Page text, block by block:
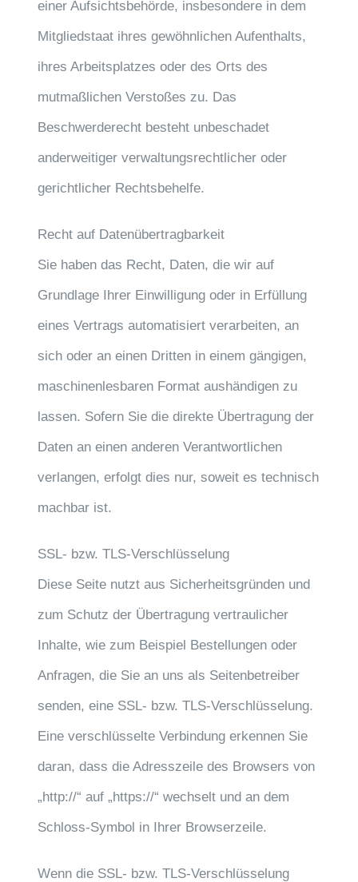
einer Aufsichtsbehörde, insbesondere in dem
Mitgliedstaat ihres gewöhnlichen Aufenthalts,
ihres Arbeitsplatzes oder des Orts des
mutmaßlichen Verstoßes zu. Das
Beschwerderecht besteht unbeschadet
anderweitiger verwaltungsrechtlicher oder
gerichtlicher Rechtsbehelfe.
Recht auf Daten­übertrag­barkeit
Sie haben das Recht, Daten, die wir auf
Grundlage Ihrer Einwilligung oder in Erfüllung
eines Vertrags automatisiert verarbeiten, an
sich oder an einen Dritten in einem gängigen,
maschinenlesbaren Format aushändigen zu
lassen. Sofern Sie die direkte Übertragung der
Daten an einen anderen Verantwortlichen
verlangen, erfolgt dies nur, soweit es technisch
machbar ist.
SSL- bzw. TLS-Verschlüsselung
Diese Seite nutzt aus Sicherheitsgründen und
zum Schutz der Übertragung vertraulicher
Inhalte, wie zum Beispiel Bestellungen oder
Anfragen, die Sie an uns als Seitenbetreiber
senden, eine SSL- bzw. TLS-Verschlüsselung.
Eine verschlüsselte Verbindung erkennen Sie
daran, dass die Adresszeile des Browsers von
„http://“ auf „https://“ wechselt und an dem
Schloss-Symbol in Ihrer Browserzeile.
Wenn die SSL- bzw. TLS-Verschlüsselung